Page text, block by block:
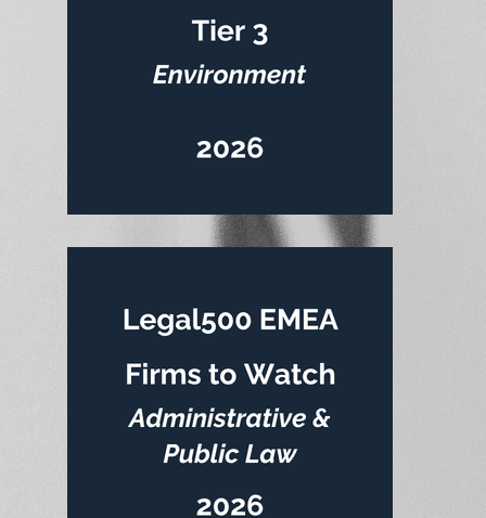
organisme Eco-Mobilier,
dans le cadre de deux procédures contentieuses contre les
au jugement d’ouverture de la procédure collective.